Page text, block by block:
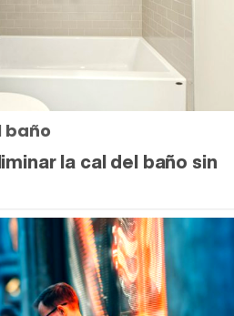
baño
la cal del baño sin